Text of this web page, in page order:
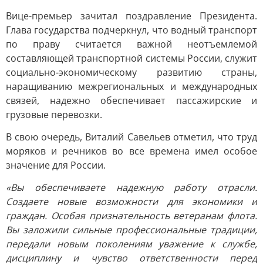
Вице-премьер зачитал поздравление Президента.
Глава государства подчеркнул, что водный транспорт
по праву считается важной неотъемлемой
составляющей транспортной системы России, служит
социально-экономическому развитию страны,
наращиванию межрегиональных и международных
связей, надежно обеспечивает пассажирские и
грузовые перевозки.
В свою очередь, Виталий Савельев отметил, что труд
моряков и речников во все времена имел особое
значение для России.
«Вы обеспечиваете надежную работу отрасли.
Создаете новые возможности для экономики и
граждан. Особая признательность ветеранам флота.
Вы заложили сильные профессиональные традиции,
передали новым поколениям уважение к службе,
дисциплину и чувство ответственности перед